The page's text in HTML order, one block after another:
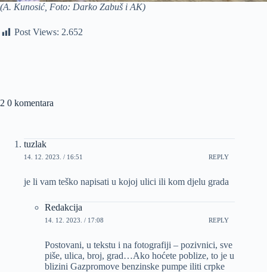
(A. Kunosić, Foto: Darko Zabuš i AK)
Post Views: 2.652
2 0 komentara
tuzlak
14. 12. 2023. / 16:51 REPLY
je li vam teško napisati u kojoj ulici ili kom djelu grada
Redakcija
14. 12. 2023. / 17:08 REPLY
Postovani, u tekstu i na fotografiji – pozivnici, sve
piše, ulica, broj, grad…Ako hoćete poblize, to je u
blizini Gazpromove benzinske pumpe iliti crpke